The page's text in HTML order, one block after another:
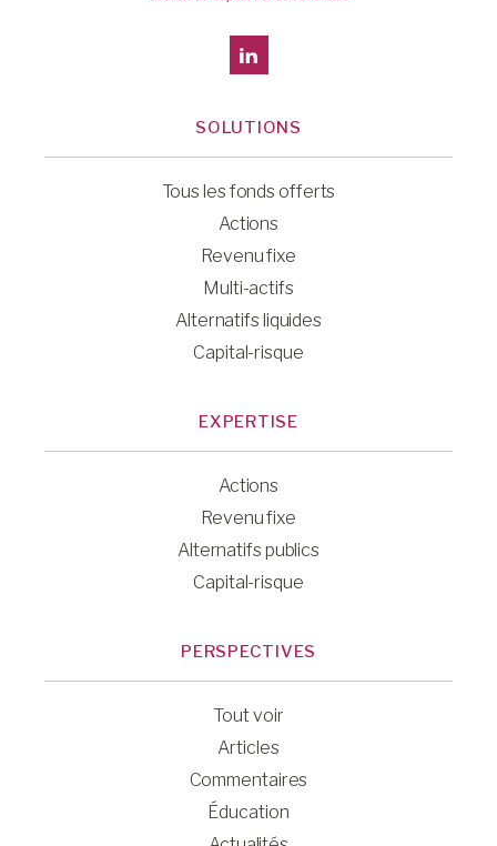
SOLUTIONS
Tous les fonds offerts
Actions
Revenu fixe
Multi-actifs
Alternatifs liquides
Capital-risque
EXPERTISE
Actions
Revenu fixe
Alternatifs publics
Capital-risque
PERSPECTIVES
Tout voir
Articles
Commentaires
Éducation